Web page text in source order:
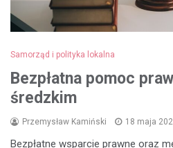
Samorząd i polityka lokalna
Bezpłatna pomoc
średzkim
Przemysław Kamiński 18 maja
Bezpłatne wsparcie prawne oraz